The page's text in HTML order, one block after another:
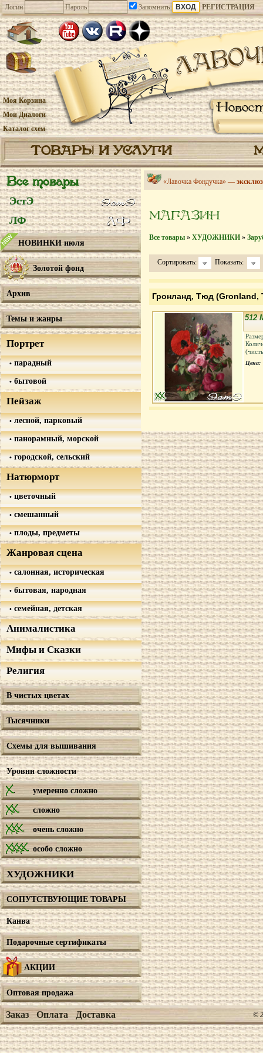
Логин Пароль Запомнить РЕГИСТРАЦИЯ
Моя Корзина
Мои Диалоги
Каталог схем
ТОВАРЫ И УСЛУГИ
Все товары
ЭстЭ
ЛФ
НОВИНКИ июля
Золотой фонд
Архив
Темы и жанры
Портрет
парадный
бытовой
Пейзаж
лесной, парковый
панорамный, морской
городской, сельский
Натюрморт
цветочный
смешанный
плоды, предметы
Жанровая сцена
салонная, историческая
бытовая, народная
семейная, детская
Анималистика
Мифы и Сказки
Религия
В чистых цветах
Тысячники
Схемы для вышивания
Уровни сложности
умеренно сложно
сложно
очень сложно
особо сложно
ХУДОЖНИКИ
СОПУТСТВУЮЩИЕ ТОВАРЫ
Канва
Подарочные сертификаты
АКЦИИ
Оптовая продажа
«Лавочка Фондучка» —
МАГАЗИН
Все товары » ХУДОЖНИКИ »
Сортировать: Показать:
Гронланд, Тюд (Gronland,
512
Цена:
Заказ Оплата Доставка ©